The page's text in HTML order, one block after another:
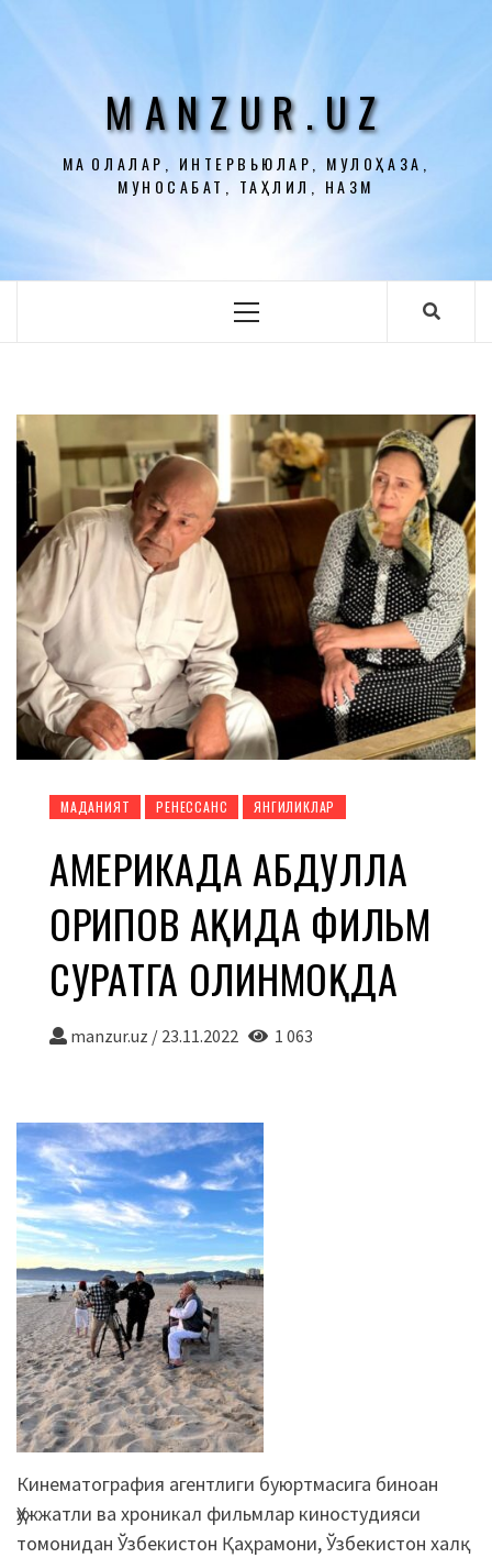
MANZUR.UZ
МАҚОЛАЛАР, ИНТЕРВЬЮЛАР, МУЛОҲАЗА,
МУНОСАБАТ, ТАҲЛИЛ, НАЗМ
меню
МАДАНИЯТ РЕНЕССАНС ЯНГИЛИКЛАР
АМЕРИКАДА АБДУЛЛА
ОРИПОВ ҲАҚИДА ФИЛЬМ
СУРАТГА ОЛИНМОҚДА
manzur.uz / 23.11.2022 1 063
Кинематография агентлиги буюртмасига биноан
Ҳужжатли ва хроникал фильмлар киностудияси
томонидан Ўзбекистон Қаҳрамони, Ўзбекистон халқ